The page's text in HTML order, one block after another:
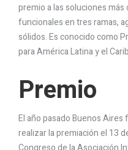
premio a las soluciones
funcionales en tres ramas,
sólidos. Es conocido como
para América Latina y el
Premio
El año pasado Buenos
realizar la premiación el 13